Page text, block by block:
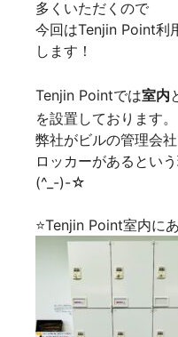
多くいただくので
今回はTenjin Point利
します！
Tenjin Pointでは室内
を設置しております。
弊社がビルの管理会
ロッカーがあるとい
(^_-)-☆
⭐Tenjin Point室内に